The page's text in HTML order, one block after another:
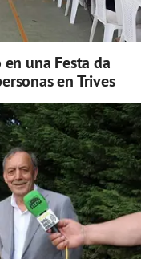
una Festa da
en Trives